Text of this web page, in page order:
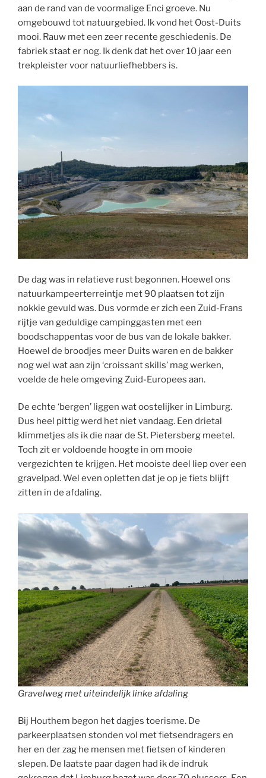
aan de rand van de voormalige Enci groeve. Nu
omgebouwd tot natuurgebied. Ik vond het Oost-Duits
mooi. Rauw met een zeer recente geschiedenis. De
fabriek staat er nog. Ik denk dat het over 10 jaar een
trekpleister voor natuurliefhebbers is.
De dag was in relatieve rust begonnen. Hoewel ons
natuurkampeerterreintje met 90 plaatsen tot zijn
nokkie gevuld was. Dus vormde er zich een Zuid-Frans
rijtje van geduldige campinggasten met een
boodschappentas voor de bus van de lokale bakker.
Hoewel de broodjes meer Duits waren en de bakker
nog wel wat aan zijn ‘croissant skills’ mag werken,
voelde de hele omgeving Zuid-Europees aan.
De echte ‘bergen’ liggen wat oostelijker in Limburg.
Dus heel pittig werd het niet vandaag. Een drietal
klimmetjes als ik die naar de St. Pietersberg meetel.
Toch zit er voldoende hoogte in om mooie
vergezichten te krijgen. Het mooiste deel liep over een
gravelpad. Wel even opletten dat je op je fiets blijft
zitten in de afdaling.
Gravelweg met uiteindelijk linke afdaling
Bij Houthem begon het dagjes toerisme. De
parkeerplaatsen stonden vol met fietsendragers en
her en der zag he mensen met fietsen of kinderen
slepen. De laatste paar dagen had ik de indruk